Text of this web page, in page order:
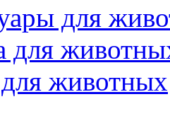
для
для
животных